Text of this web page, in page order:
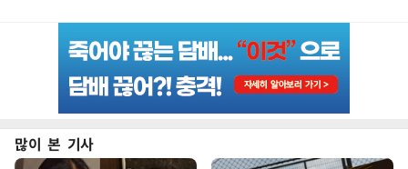
많이 본 기사